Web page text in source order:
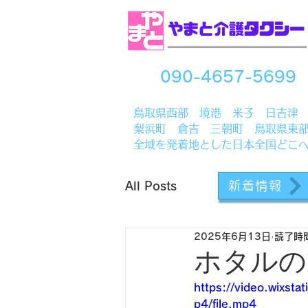
090-4657-5699
鳥取県西部 境港 米子 日吉
梨浜町 倉吉 三朝町 鳥取県東
全域を発着地とした日本全国どこ
All Posts
ホタル
2025年6月13日 読了時
https://
p4/file.mp4
新着情報